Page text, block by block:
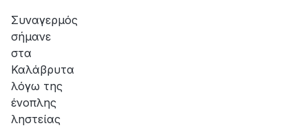
Συναγερμός
σήμανε
στα
Καλάβρυτα
λόγω της
ένοπλης
ληστείας